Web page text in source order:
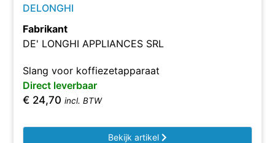
DELONGHI
Fabrikant
DE' LONGHI APPLIANCES SRL
Slang voor koffiezetapparaat
Direct leverbaar
€ 24,70 incl. BTW
Bekijk artikel